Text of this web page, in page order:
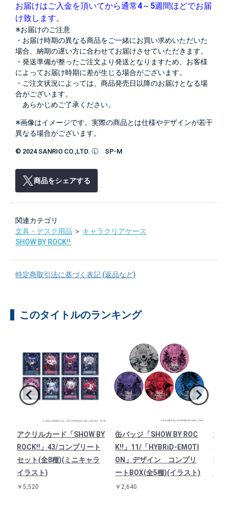
お届けはご入金を頂いてから通常4～5週間ほどでお届
け致します。
※お届けのご注意
・お届け時期の異なる商品をご一緒にお買い求めいただいた
場合、納期の遅い方に合わせてお届けさせていただきます。
・発送準備が整ったご注文より発送となりますため、お客様
によってお届け時期に差が生じる場合がございます。
・ご注文状況によっては、商品発売日以降のお届けとなる場
合がございます。
あらかじめご了承ください。
※画像はイメージです。実際の商品とは仕様やデザインが若干
異なる場合がございます。
© 2024 SANRIO CO.,LTD. Ⓛ SP-M
商品をシェアする
関連カテゴリ
文具・デスク用品 ＞ キャラクリアケース
SHOW BY ROCK!!
特定商取引法に基づく表記 (返品など)
このタイトルのランキング
アクリルカード「SHOW BY
ROCK!!」43/コンプリート
セット(全8種)(ミニキャラ
イラスト)
￥5,520
缶バッジ「SHOW BY ROC
K!!」11/「HYBRiD-EMOTI
ON」デザイン コンプリ
ートBOX(全5種)(イラスト)
￥2,640
連
法